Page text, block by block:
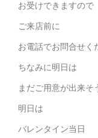
お受けできますので
ご来店前に
お電話でお問合せく
ちなみに明日は
まだご用意が出来そ
明日は
バレンタイン当日